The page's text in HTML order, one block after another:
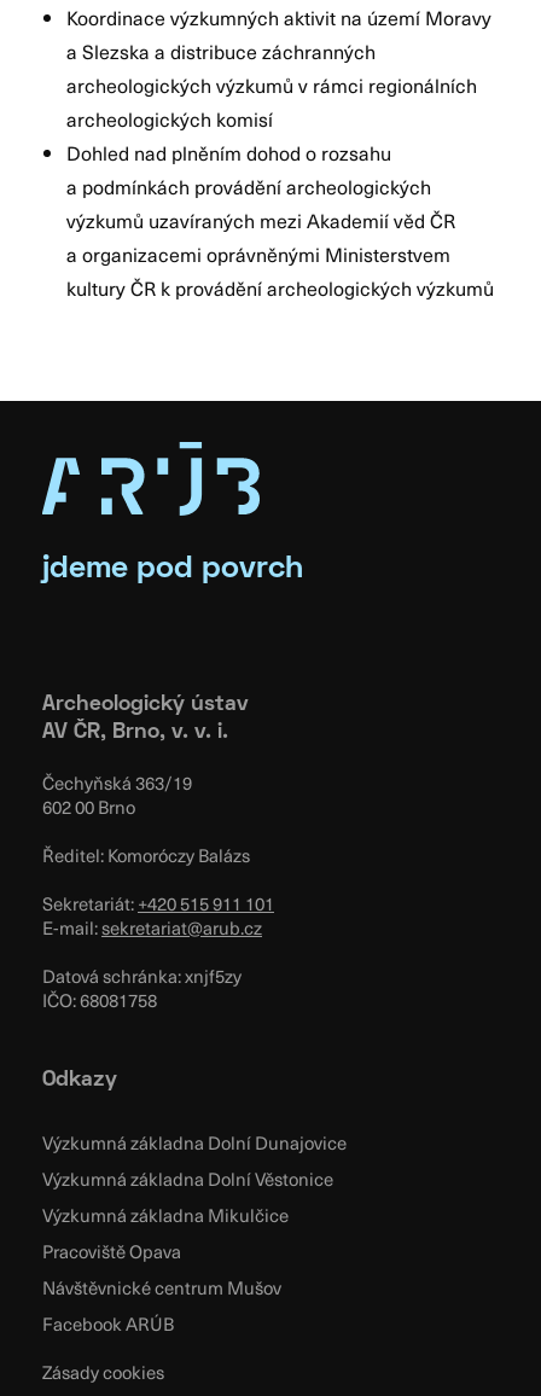
Koordinace výzkumných aktivit na území Moravy
a Slezska a distribuce záchranných
archeologických výzkumů v rámci regionálních
archeologických komisí
Dohled nad plněním dohod o rozsahu
a podmínkách provádění archeologických
výzkumů uzavíraných mezi Akademií věd ČR
a organizacemi oprávněnými Ministerstvem
kultury ČR k provádění archeologických výzkumů
jdeme pod povrch
Archeologický ústav
AV ČR, Brno, v. v. i.
Čechyňská 363/19
602 00 Brno
Ředitel: Komoróczy Balázs
Sekretariát:+420 515 911 101
E-mail:sekretariat@arub.cz
Datová schránka: xnjf5zy
IČO: 68081758
Odkazy
Výzkumná základna Dolní Dunajovice
Výzkumná základna Dolní Věstonice
Výzkumná základna Mikulčice
Pracoviště Opava
Návštěvnické centrum Mušov
Facebook ARÚB
Zásady cookies